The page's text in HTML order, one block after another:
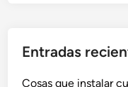
Entradas
Cosas que instalar